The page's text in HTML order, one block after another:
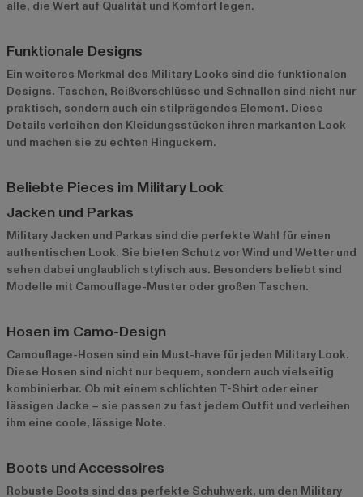
alle, die Wert auf Qualität und Komfort legen.
Funktionale Designs
Ein weiteres Merkmal des Military Looks sind die funktionalen
Designs. Taschen, Reißverschlüsse und Schnallen sind nicht nur
praktisch, sondern auch ein stilprägendes Element. Diese
Details verleihen den Kleidungsstücken ihren markanten Look
und machen sie zu echten Hinguckern.
Beliebte Pieces im Military Look
Jacken und Parkas
Military Jacken und Parkas sind die perfekte Wahl für einen
authentischen Look. Sie bieten Schutz vor Wind und Wetter und
sehen dabei unglaublich stylisch aus. Besonders beliebt sind
Modelle mit Camouflage-Muster oder großen Taschen.
Hosen im Camo-Design
Camouflage-Hosen sind ein Must-have für jeden Military Look.
Diese Hosen sind nicht nur bequem, sondern auch vielseitig
kombinierbar. Ob mit einem schlichten T-Shirt oder einer
lässigen Jacke – sie passen zu fast jedem Outfit und verleihen
ihm eine coole, lässige Note.
Boots und Accessoires
Robuste Boots sind das perfekte Schuhwerk, um den Military